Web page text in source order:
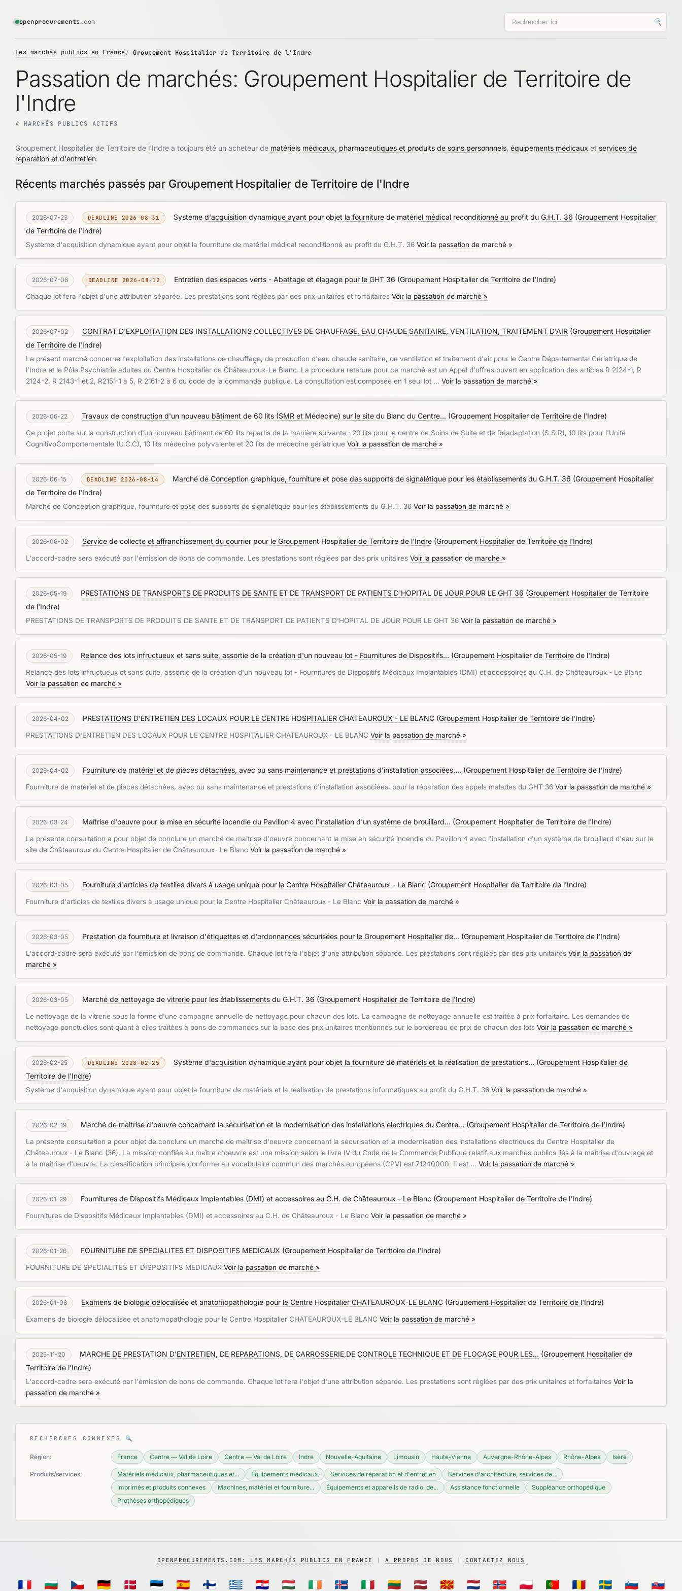
openprocurements.com 🔍
Les marchés publics en France Groupement Hospitalier de Territoire de l'Indre
Passation de marchés: Groupement Hospitalier de Territoire de
l'Indre
4 MARCHÉS PUBLICS ACTIFS
Groupement Hospitalier de Territoire de l'Indre a toujours été un acheteur de matériels médicaux, pharmaceutiques et produits de soins personnnels équipements médicaux et services de
réparation et d'entretien.
Récents marchés passés par Groupement Hospitalier de Territoire de l'Indre
2026-07-23 DEADLINE 2026-08-31 Système d'acquisition dynamique ayant pour objet la fourniture de matériel médical reconditionné au profit du G.H.T. 36 (Groupement Hospitalier
de Territoire de l'Indre)
Système d'acquisition dynamique ayant pour objet la fourniture de matériel médical reconditionné au profit du G.H.T. 36 Voir la passation de marché »
2026-07-06 DEADLINE 2026-08-12 Entretien des espaces verts - Abattage et élagage pour le GHT 36 (Groupement Hospitalier de Territoire de l'Indre)
Chaque lot fera l'objet d'une attribution séparée. Les prestations sont réglées par des prix unitaires et forfaitaires Voir la passation de marché »
2026-07-02 CONTRAT D'EXPLOITATION DES INSTALLATIONS COLLECTIVES DE CHAUFFAGE, EAU CHAUDE SANITAIRE, VENTILATION, TRAITEMENT D'AIR (Groupement Hospitalier
de Territoire de l'Indre)
Le présent marché concerne l'exploitation des installations de chauffage, de production d'eau chaude sanitaire, de ventilation et traitement d'air pour le Centre Départemental Gériatrique de
l'Indre et le Pôle Psychiatrie adultes du Centre Hospitalier de Châteauroux-Le Blanc. La procédure retenue pour ce marché est un Appel d'offres ouvert en application des articles R 2124-1, R
2124-2, R 2143-1 et 2, R2151-1 à 5, R 2161-2 à 6 du code de la commande publique. La consultation est composée en 1 seul lot … Voir la passation de marché »
2026-06-22 Travaux de construction d'un nouveau bâtiment de 60 lits (SMR et Médecine) sur le site du Blanc du Centre... (Groupement Hospitalier de Territoire de l'Indre)
Ce projet porte sur la construction d'un nouveau bâtiment de 60 lits répartis de la manière suivante : 20 lits pour le centre de Soins de Suite et de Réadaptation (S.S.R), 10 lits pour l'Unité
CognitivoComportementale (U.C.C), 10 lits médecine polyvalente et 20 lits de médecine gériatrique Voir la passation de marché »
2026-06-15 DEADLINE 2026-08-14 Marché de Conception graphique, fourniture et pose des supports de signalétique pour les établissements du G.H.T. 36 (Groupement Hospitalier
de Territoire de l'Indre)
Marché de Conception graphique, fourniture et pose des supports de signalétique pour les établissements du G.H.T. 36 Voir la passation de marché »
2026-06-02 Service de collecte et affranchissement du courrier pour le Groupement Hospitalier de Territoire de l'Indre (Groupement Hospitalier de Territoire de l'Indre)
L'accord-cadre sera exécuté par l'émission de bons de commande. Les prestations sont réglées par des prix unitaires Voir la passation de marché »
2026-05-19 PRESTATIONS DE TRANSPORTS DE PRODUITS DE SANTE ET DE TRANSPORT DE PATIENTS D'HOPITAL DE JOUR POUR LE GHT 36 (Groupement Hospitalier de Territoire
de l'Indre)
PRESTATIONS DE TRANSPORTS DE PRODUITS DE SANTE ET DE TRANSPORT DE PATIENTS D'HOPITAL DE JOUR POUR LE GHT 36 Voir la passation de marché »
2026-05-19 Relance des lots infructueux et sans suite, assortie de la création d'un nouveau lot - Fournitures de Dispositifs... (Groupement Hospitalier de Territoire de l'Indre)
Relance des lots infructueux et sans suite, assortie de la création d'un nouveau lot - Fournitures de Dispositifs Médicaux Implantables (DMI) et accessoires au C.H. de Châteauroux - Le Blanc
Voir la passation de marché »
2026-04-02 PRESTATIONS D'ENTRETIEN DES LOCAUX POUR LE CENTRE HOSPITALIER CHATEAUROUX - LE BLANC (Groupement Hospitalier de Territoire de l'Indre)
PRESTATIONS D'ENTRETIEN DES LOCAUX POUR LE CENTRE HOSPITALIER CHATEAUROUX - LE BLANC Voir la passation de marché »
2026-04-02 Fourniture de matériel et de pièces détachées, avec ou sans maintenance et prestations d'installation associées,... (Groupement Hospitalier de Territoire de l'Indre)
Fourniture de matériel et de pièces détachées, avec ou sans maintenance et prestations d'installation associées, pour la réparation des appels malades du GHT 36 Voir la passation de marché »
2026-03-24 Maîtrise d'oeuvre pour la mise en sécurité incendie du Pavillon 4 avec l'installation d'un système de brouillard... (Groupement Hospitalier de Territoire de l'Indre)
La présente consultation a pour objet de conclure un marché de maitrise d'oeuvre concernant la mise en sécurité incendie du Pavillon 4 avec l'installation d'un système de brouillard d'eau sur le
site de Châteauroux du Centre Hospitalier de Châteauroux- Le Blanc Voir la passation de marché »
2026-03-05 Fourniture d'articles de textiles divers à usage unique pour le Centre Hospitalier Châteauroux - Le Blanc (Groupement Hospitalier de Territoire de l'Indre)
Fourniture d'articles de textiles divers à usage unique pour le Centre Hospitalier Châteauroux - Le Blanc Voir la passation de marché »
2026-03-05 Prestation de fourniture et livraison d'étiquettes et d'ordonnances sécurisées pour le Groupement Hospitalier de... (Groupement Hospitalier de Territoire de l'Indre)
L'accord-cadre sera exécuté par l'émission de bons de commande. Chaque lot fera l'objet d'une attribution séparée. Les prestations sont réglées par des prix unitaires Voir la passation de
marché »
2026-03-05 Marché de nettoyage de vitrerie pour les établissements du G.H.T. 36 (Groupement Hospitalier de Territoire de l'Indre)
Le nettoyage de la vitrerie sous la forme d'une campagne annuelle de nettoyage pour chacun des lots. La campagne de nettoyage annuelle est traitée à prix forfaitaire. Les demandes de
nettoyage ponctuelles sont quant à elles traitées à bons de commandes sur la base des prix unitaires mentionnés sur le bordereau de prix de chacun des lots Voir la passation de marché »
2026-02-25 DEADLINE 2028-02-25 Système d'acquisition dynamique ayant pour objet la fourniture de matériels et la réalisation de prestations... (Groupement Hospitalier de
Territoire de l'Indre)
Système d'acquisition dynamique ayant pour objet la fourniture de matériels et la réalisation de prestations informatiques au profit du G.H.T. 36 Voir la passation de marché »
2026-02-19 Marché de maitrise d'oeuvre concernant la sécurisation et la modernisation des installations électriques du Centre... (Groupement Hospitalier de Territoire de l'Indre)
La présente consultation a pour objet de conclure un marché de maîtrise d'oeuvre concernant la sécurisation et la modernisation des installations électriques du Centre Hospitalier de
Châteauroux - Le Blanc (36). La mission confiée au maître d'oeuvre est une mission selon le livre IV du Code de la Commande Publique relatif aux marchés publics liés à la maîtrise d'ouvrage et
à la maîtrise d'oeuvre. La classification principale conforme au vocabulaire commun des marchés européens (CPV) est 71240000. Il est … Voir la passation de marché »
2026-01-29 Fournitures de Dispositifs Médicaux Implantables (DMI) et accessoires au C.H. de Châteauroux - Le Blanc (Groupement Hospitalier de Territoire de l'Indre)
Fournitures de Dispositifs Médicaux Implantables (DMI) et accessoires au C.H. de Châteauroux - Le Blanc Voir la passation de marché »
2026-01-26 FOURNITURE DE SPECIALITES ET DISPOSITIFS MEDICAUX (Groupement Hospitalier de Territoire de l'Indre)
FOURNITURE DE SPECIALITES ET DISPOSITIFS MEDICAUX Voir la passation de marché »
2026-01-08 Examens de biologie délocalisée et anatomopathologie pour le Centre Hospitalier CHATEAUROUX-LE BLANC (Groupement Hospitalier de Territoire de l'Indre)
Examens de biologie délocalisée et anatomopathologie pour le Centre Hospitalier CHATEAUROUX-LE BLANC Voir la passation de marché »
2025-11-20 MARCHE DE PRESTATION D'ENTRETIEN, DE REPARATIONS, DE CARROSSERIE,DE CONTROLE TECHNIQUE ET DE FLOCAGE POUR LES... (Groupement Hospitalier de
Territoire de l'Indre)
L'accord-cadre sera exécuté par l'émission de bons de commande. Chaque lot fera l'objet d'une attribution séparée. Les prestations sont réglées par des prix unitaires et forfaitaires Voir la
passation de marché »
RECHERCHES CONNEXES 🔍
Région: France Centre — Val de Loire Centre — Val de Loire Indre Nouvelle-Aquitaine Limousin Haute-Vienne Auvergne-Rhône-Alpes Rhône-Alpes Isère
Produits/services: Matériels médicaux, pharmaceutiques et... Équipements médicaux Services de réparation et d'entretien
Services d'architecture, services de...
Imprimés et produits connexes
Machines, matériel et fourniture... Équipements et appareils de radio, de... Assistance fonctionnelle
Suppléance orthopédique
Prothèses orthopédiques
OPENPROCUREMENTS.COM: LES MARCHÉS PUBLICS EN FRANCE |A PROPOS DE NOUS CONTACTEZ NOUS
🇫🇷 🇧🇬 🇨🇿 🇩🇪 🇩🇰 🇪🇪 🇪🇸 🇫🇮 🇬🇷 🇭🇷 🇭🇺 🇮🇪 🇮🇸 🇮🇹 🇱🇹 🇱🇻 🇲🇰 🇳🇱 🇳🇴 🇵🇱 🇵🇹 🇷🇴 🇸🇪 🇸🇮 🇸🇰